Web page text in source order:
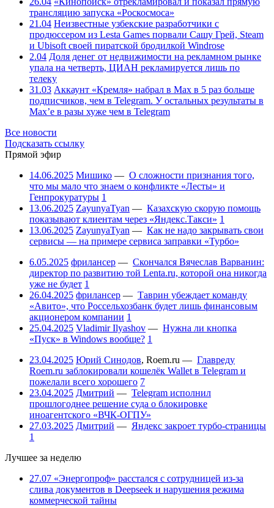
трансляцию запуска «Роскосмоса»
21.04 Неизвестные узбекские разработчики с
продюссером из Lesta Games порвали Сашу Грей, Steam
и Ubisoft своей пиратской бродилкой Windrose
2.04 Доля денег от недвижимости на рекламном рынке
упала на четверть, ЦИАН рекламируется лишь по
телеку
31.03 Аккаунт «Кремля» набрал в Max в 5 раз больше
подписчиков, чем в Telegram. У остальных результаты в
Max’е в разы хуже чем в Telegram
Все новости
Подсказать ссылку
Прямой эфир
14.06.2025 Мишико — О сложности признания того,
что мы мало что знаем о конфликте «Лесты» и
Генпрокуратуры 1
13.06.2025 ZayunyaTyan — Казахскую скорую помощь
показывают клиентам через «Яндекс.Такси» 1
13.06.2025 ZayunyaTyan — Как не надо закрывать свои
сервисы — на примере сервиса заправки «Турбо»
6.05.2025 фрилансер — Скончался Вячеслав Варванин:
директор по развитию той Lenta.ru, которой она никогда
уже не будет 1
26.04.2025 фрилансер — Таврин убеждает команду
«Авито», что Россельхозбанк будет лишь финансовым
акционером компании 1
25.04.2025 Vladimir Ilyashov — Нужна ли кнопка
«Пуск» в Windows вообще? 1
23.04.2025 Юрий Синодов, Roem.ru — Главреду
Roem.ru заблокировали кошелёк Wallet в Telegram и
пожелали всего хорошего 7
23.04.2025 Дмитрий — Telegram исполнил
прошлогоднее решение суда о блокировке
иноагентского «ВЧК-ОГПУ»
27.03.2025 Дмитрий — Яндекс закроет турбо-страницы
1
Лучшее за неделю
27.07 «Энергопроф» расстался с сотрудницей из-за
слива документов в Deepseek и нарушения режима
коммерческой тайны